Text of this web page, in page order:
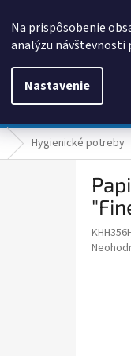
Na prispôsobenie
analýzu návštevnosti
Nastavenie
Hygienické potreby